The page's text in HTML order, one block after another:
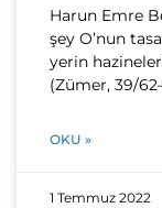
Harun Emre
şey O’nun
yerin
(Zümer, 39/
OKU »
1 Temmuz 2022